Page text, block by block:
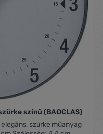
színű (BAOCLAS)